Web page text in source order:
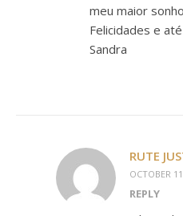
meu maior
Felicidades e
Sandra
RUTE
OCTOBER
REPLY